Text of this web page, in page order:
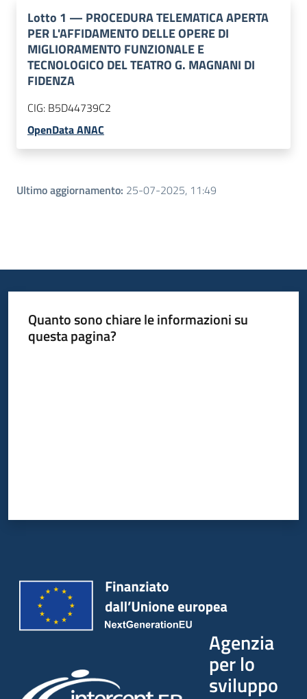
Lotto 1 — PROCEDURA TELEMATICA APERTA
PER L'AFFIDAMENTO DELLE OPERE DI
MIGLIORAMENTO FUNZIONALE E
TECNOLOGICO DEL TEATRO G. MAGNANI DI
FIDENZA
CIG: B5D44739C2
OpenData ANAC
Ultimo aggiornamento: 25-07-2025, 11:49
Quanto sono chiare le informazioni su
questa pagina?
Agenzia
per lo
sviluppo